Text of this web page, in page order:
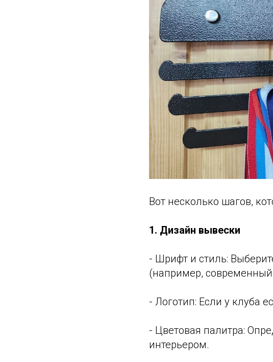
Вот несколько шагов,
1. Дизайн вывески
- Шрифт и стиль:
(например,
- Логотип: Если у клуба
- Цветовая палитра:
интерьером.